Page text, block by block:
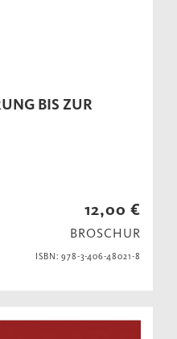
BIS ZUR
12,00 €
BROSCHUR
ISBN: 978-3-406-48021-8